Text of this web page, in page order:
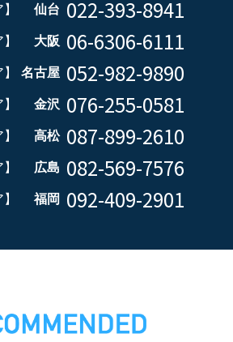
仙台 022-393-8941
大阪 06-6306-6111
名古屋 052-982-9890
金沢 076-255-0581
高松 087-899-2610
広島 082-569-7576
福岡 092-409-2901